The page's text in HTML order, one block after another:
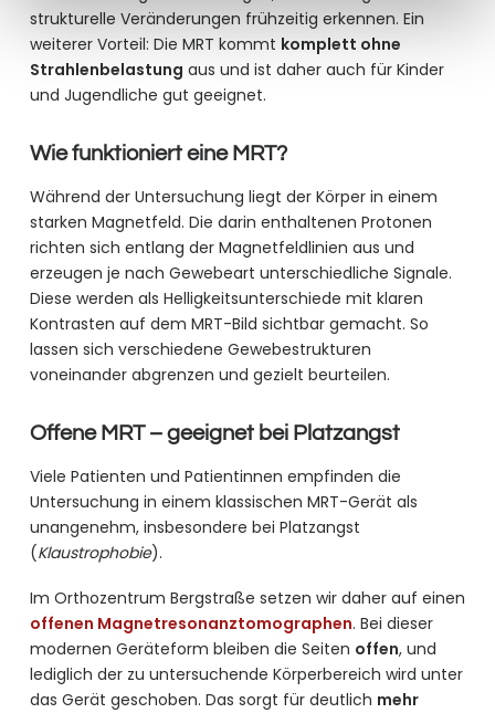
strukturelle Veränderungen frühzeitig erkennen. Ein
weiterer Vorteil: Die MRT kommt komplett ohne
Strahlenbelastung aus und ist daher auch für Kinder
und Jugendliche gut geeignet.
Wie funktioniert eine MRT?
Während der Untersuchung liegt der Körper in einem
starken Magnetfeld. Die darin enthaltenen Protonen
richten sich entlang der Magnetfeldlinien aus und
erzeugen je nach Gewebeart unterschiedliche Signale.
Diese werden als Helligkeitsunterschiede mit klaren
Kontrasten auf dem MRT-Bild sichtbar gemacht. So
lassen sich verschiedene Gewebestrukturen
voneinander abgrenzen und gezielt beurteilen.
Offene MRT – geeignet bei Platzangst
Viele Patienten und Patientinnen empfinden die
Untersuchung in einem klassischen MRT-Gerät als
unangenehm, insbesondere bei Platzangst
(Klaustrophobie).
Im Orthozentrum Bergstraße setzen wir daher auf einen
offenen Magnetresonanztomographen. Bei dieser
modernen Geräteform bleiben die Seiten offen, und
lediglich der zu untersuchende Körperbereich wird unter
das Gerät geschoben. Das sorgt für deutlich mehr